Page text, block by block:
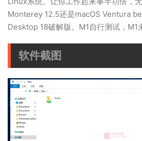
Monterey 12.5还是macOS Ventura
Desktop 18破解版。M1自行测试，M1
软件截图